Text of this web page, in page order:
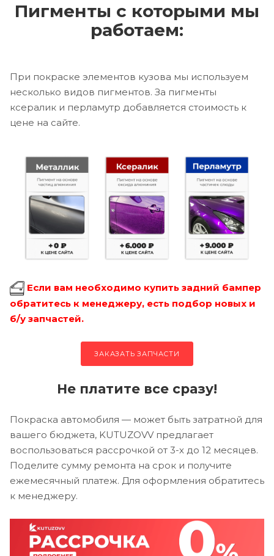
Пигменты с которыми мы
работаем:
При покраске элементов кузова мы используем
несколько видов пигментов. За пигменты
ксералик и перламутр добавляется стоимость к
цене на сайте.
Если вам необходимо купить задний бампер
обратитесь к менеджеру, есть подбор новых и
б/у запчастей.
ЗАКАЗАТЬ ЗАПЧАСТИ
Не платите все сразу!
Покраска автомобиля — может быть затратной для
вашего бюджета, KUTUZOVV предлагает
воспользоваться рассрочкой от 3-х до 12 месяцев.
Поделите сумму ремонта на срок и получите
ежемесячный платеж. Для оформления обратитесь
к менеджеру.